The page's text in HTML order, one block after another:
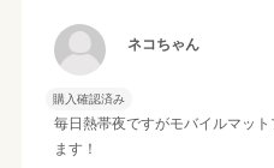
ネコちゃん
購入確認済み
毎日熱帯夜ですがモバイルマッ
ます！